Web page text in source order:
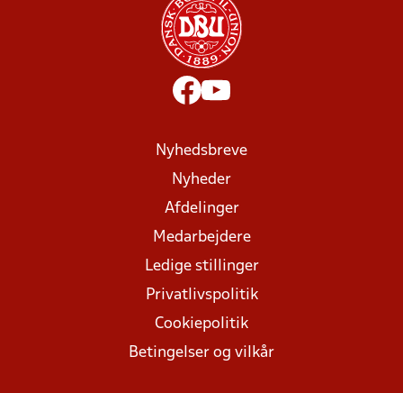
Nyhedsbreve
Nyheder
Afdelinger
Medarbejdere
Ledige stillinger
Privatlivspolitik
Cookiepolitik
Betingelser og vilkår